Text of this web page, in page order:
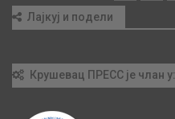
Лајкуј и подели
Крушевац ПРЕСС је члан у: